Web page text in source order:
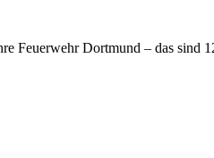
Feuerwehr Dortmund – das sind